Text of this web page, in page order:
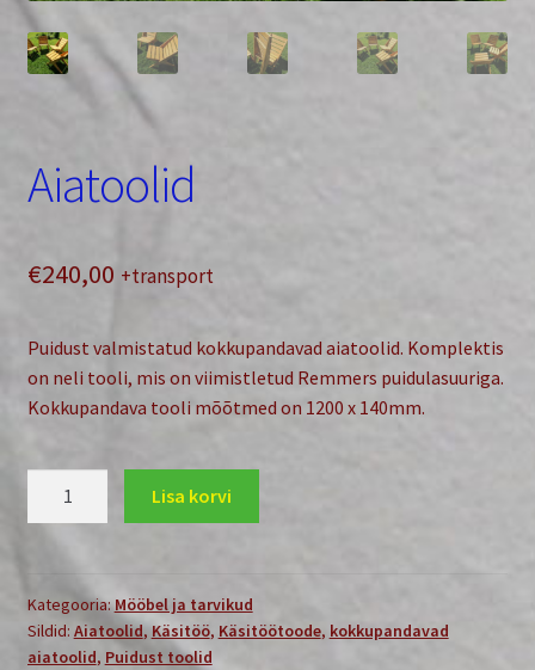
Aiatoolid
€240,00 +transport
Puidust valmistatud kokkupandavad aiatoolid. Komplektis
on neli tooli, mis on viimistletud Remmers puidulasuuriga.
Kokkupandava tooli mõõtmed on 1200 x 140mm.
Lisa korvi
Kategooria:Mööbel ja tarvikud
Sildid: Aiatoolid,Käsitöö, Käsitöötoode, kokkupandavad
aiatoolid, Puidust toolid